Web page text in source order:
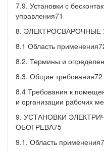
7.9. Установки с
управления71
8. ЭЛЕКТРОСВАРОЧНЫЕ
8.1 Область
8.2. Термины и
8.3. Общие требования72
8.4 Требования к
и организации рабочих
9. УСТАНОВКИ
ОБОГРЕВА75
9.1. Область